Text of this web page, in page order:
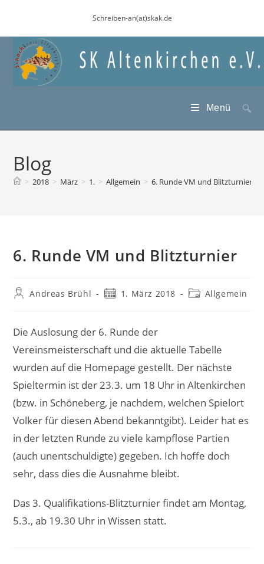
springen
Schreiben-an(at)skak.de
Menü
Blog
> 2018 > März > 1. > Allgemein > 6. Runde VM und Blitzturnier
6. Runde VM und Blitzturnier
Beitrags-
Andreas Brühl
Beitrag1. März 2018
Beitrags-
Allgemein
Die Auslosung der 6. Runde der
Vereinsmeisterschaft und die aktuelle Tabelle
wurden auf die Homepage gestellt. Der nächste
Spieltermin ist der 23.3. um 18 Uhr in Altenkirchen
(bzw. in Schöneberg, je nachdem, welchen Spielort
Volker für diesen Abend bekanntgibt). Leider hat es
in der letzten Runde zu viele kampflose Partien
(auch unentschuldigte) gegeben. Ich hoffe doch
sehr, dass dies die Ausnahme bleibt.
Das 3. Qualifikations-Blitzturnier findet am Montag,
5.3., ab 19.30 Uhr in Wissen statt.